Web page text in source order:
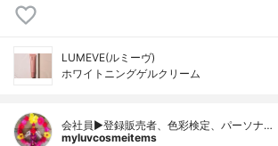
LUMEVE(ルミーヴ)
ホワイトニングゲルクリーム
会社員▶︎登録販売者、色彩検定、パーソナ…
myluvcosmeitems